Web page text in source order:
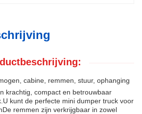
cabine, remmen, stuur, ophanging
krachtig, compact en betrouwbaar
kunt de perfecte mini dumper truck voor
remmen zijn verkrijgbaar in zowel